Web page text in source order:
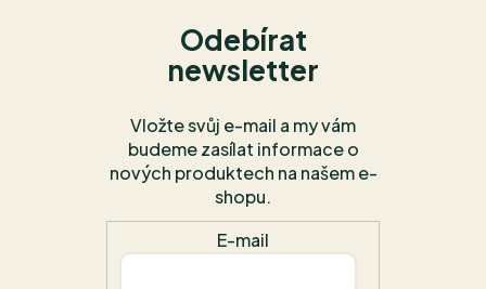
Odebírat
newsletter
Vložte svůj e-mail a my vám
budeme zasílat informace o
nových produktech na našem e-
shopu.
E-mail